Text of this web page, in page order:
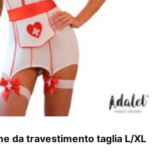
da travestimento taglia L/XL